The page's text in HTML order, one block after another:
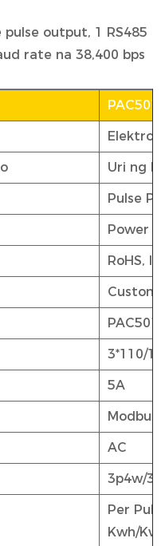
pulse output, 1 RS485
rate na 38,400 bps
Uri ng
Pulse
Power
RoHS,
3*110/
5A
Modbus
AC
3p4w/
Per
Kwh/